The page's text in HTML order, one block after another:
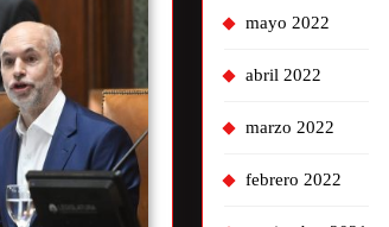
mayo 2022
abril 2022
marzo 2022
febrero 2022